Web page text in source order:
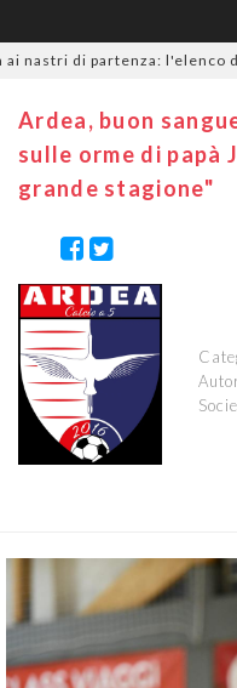
di partenza: l'elenco delle
Ardea, buon
sulle orme di papà
grande stagione"